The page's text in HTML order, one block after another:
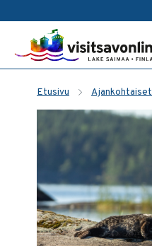
Etusivu Ajankohtaiset